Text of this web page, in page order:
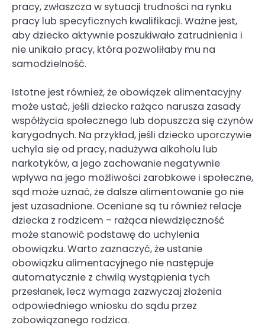
pracy, zwłaszcza w sytuacji trudności na rynku
pracy lub specyficznych kwalifikacji. Ważne jest,
aby dziecko aktywnie poszukiwało zatrudnienia i
nie unikało pracy, która pozwoliłaby mu na
samodzielność.
Istotne jest również, że obowiązek alimentacyjny
może ustać, jeśli dziecko rażąco narusza zasady
współżycia społecznego lub dopuszcza się czynów
karygodnych. Na przykład, jeśli dziecko uporczywie
uchyla się od pracy, nadużywa alkoholu lub
narkotyków, a jego zachowanie negatywnie
wpływa na jego możliwości zarobkowe i społeczne,
sąd może uznać, że dalsze alimentowanie go nie
jest uzasadnione. Oceniane są tu również relacje
dziecka z rodzicem – rażąca niewdzięczność
może stanowić podstawę do uchylenia
obowiązku. Warto zaznaczyć, że ustanie
obowiązku alimentacyjnego nie następuje
automatycznie z chwilą wystąpienia tych
przesłanek, lecz wymaga zazwyczaj złożenia
odpowiedniego wniosku do sądu przez
zobowiązanego rodzica.